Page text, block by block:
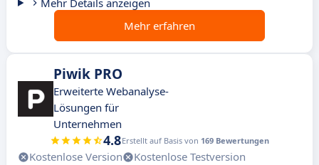
Mehr Details anzeigen
Mehr erfahren
Piwik PRO
Erweiterte Webanalyse-
Lösungen für
Unternehmen
4.8Erstellt auf Basis von 169 Bewertungen
Kostenlose Version
Kostenlose Testversion